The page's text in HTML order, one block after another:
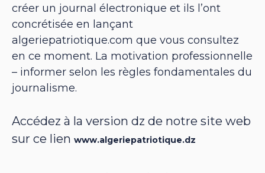
créer un journal électronique et ils l’ont
concrétisée en lançant
algeriepatriotique.com que vous consultez
en ce moment. La motivation professionnelle
– informer selon les règles fondamentales du
journalisme.
Accédez à la version dz de notre site web
sur ce lien www.algeriepatriotique.dz